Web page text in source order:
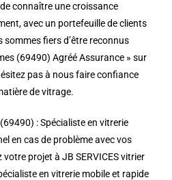
connaître une croissance
avec un portefeuille de clients
fiers d’être reconnus
(69490) Agréé Assurance » sur
pas à nous faire confiance
de vitrage.
: Spécialiste en vitrerie
en cas de problème avec vos
projet à JB SERVICES vitrier
en vitrerie mobile et rapide